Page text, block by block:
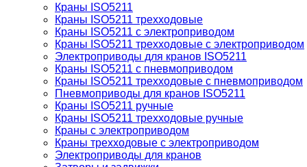
Краны ISO5211
Краны ISO5211 трехходовые
Краны ISO5211 с электроприводом
Краны ISO5211 трехходовые с электроприводом
Электроприводы для кранов ISO5211
Краны ISO5211 с пневмоприводом
Краны ISO5211 трехходовые с пневмоприводом
Пневмоприводы для кранов ISO5211
Краны ISO5211 ручные
Краны ISO5211 трехходовые ручные
Краны с электроприводом
Краны трехходовые с электроприводом
Электроприводы для кранов